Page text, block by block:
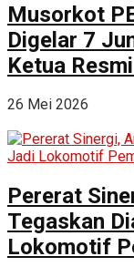
Musorkot
Digelar 7
Ketua
26 Mei 2026
Pererat
Tegaskan
Lokomotif